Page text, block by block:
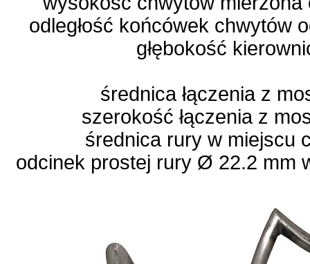
odległość końcówek chwytów
głębokość
średnica łączenia z
szerokość łączenia z
średnica rury w miejscu
odcinek prostej rury Ø 22.2 mm